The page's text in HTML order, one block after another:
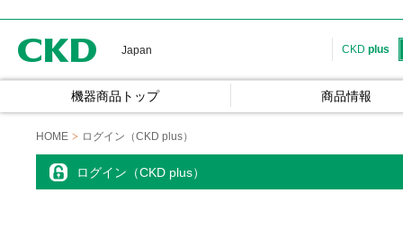
Japan CKD plus
機器商品トップ 商品情報
HOME ログイン（CKD plus）
ログイン（CKD plus）